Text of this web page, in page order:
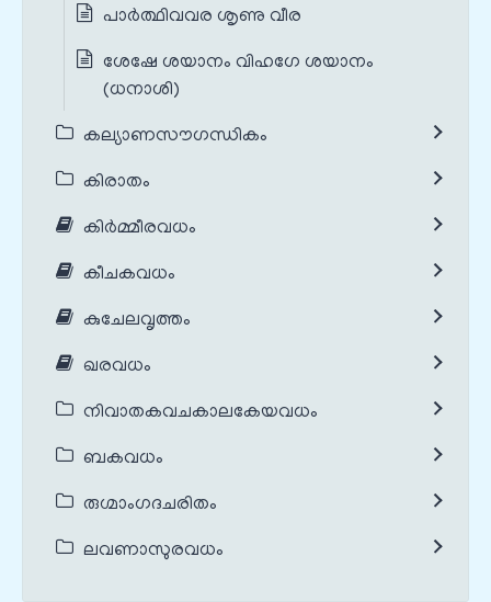
പാർത്ഥിവവര ശൃണു വീര
ശേഷേ ശയാനം വിഹഗേ ശയാനം
(ധനാശി)
കല്യാണസൗഗന്ധികം
കിരാതം
കിർമ്മീരവധം
കീചകവധം
കുചേലവൃത്തം
ഖരവധം
നിവാതകവചകാലകേയവധം
ബകവധം
രുഗ്മാംഗദചരിതം
ലവണാസുരവധം